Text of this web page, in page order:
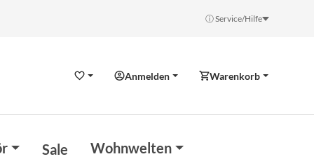
ⓘ Service/Hilfe
WunschzettelAnmelden Warenkorb
Sale Wohnwelten